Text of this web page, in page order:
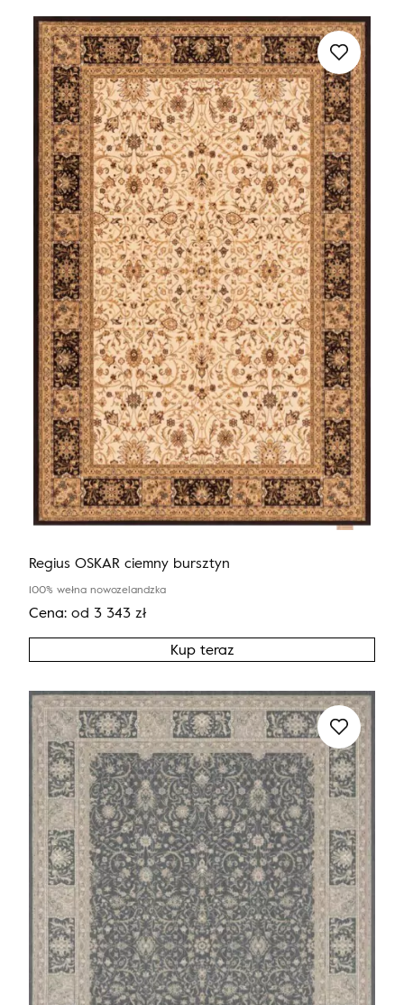
Regius OSKAR ciemny bursztyn
100% wełna nowozelandzka
Cena: od 3 343 zł
Kup teraz